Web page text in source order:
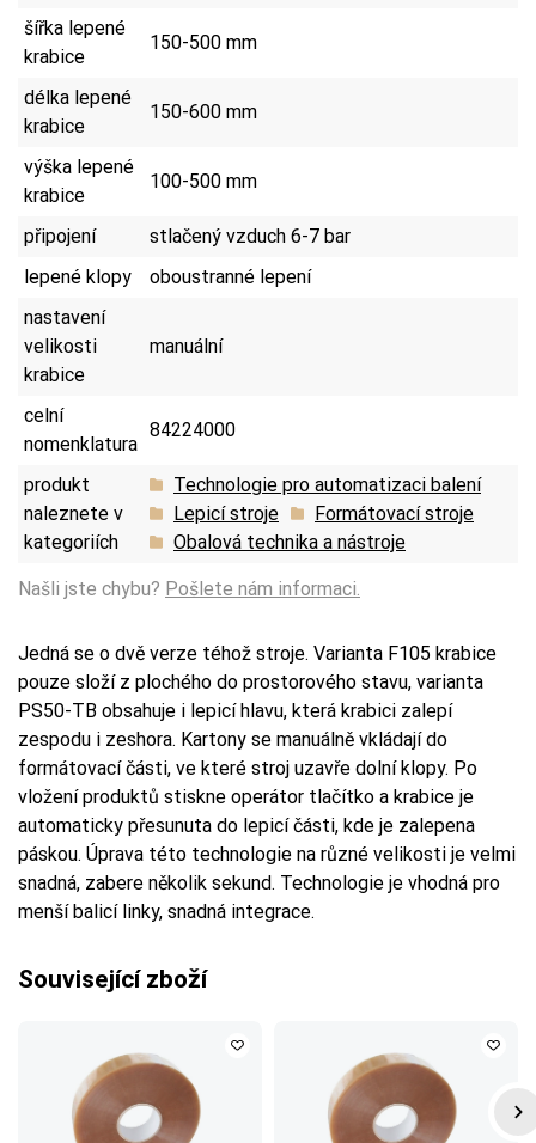
šířka lepené
krabice
150-500 mm
délka lepené
krabice
150-600 mm
výška lepené
krabice
100-500 mm
připojení
stlačený vzduch 6-7 bar
lepené klopy
oboustranné lepení
nastavení
velikosti
krabice
manuální
celní
nomenklatura
84224000
produkt
naleznete v
kategoriích
Technologie pro automatizaci balení
Lepicí stroje
Formátovací stroje
Obalová technika a nástroje
Našli jste chybu? Pošlete nám informaci.
Jedná se o dvě verze téhož stroje. Varianta F105 krabice
pouze složí z plochého do prostorového stavu, varianta
PS50-TB obsahuje i lepicí hlavu, která krabici zalepí
zespodu i zeshora. Kartony se manuálně vkládají do
formátovací části, ve které stroj uzavře dolní klopy. Po
vložení produktů stiskne operátor tlačítko a krabice je
automaticky přesunuta do lepicí části, kde je zalepena
páskou. Úprava této technologie na různé velikosti je velmi
snadná, zabere několik sekund. Technologie je vhodná pro
menší balicí linky, snadná integrace.
Související zboží